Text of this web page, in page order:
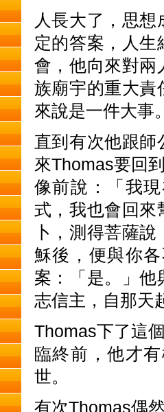
人長大了，思
定的答案，人
會，他向來對兩
族廟宇的重大責
來說是一件大事
直到有次他跟師
來Thomas要回
像前說：「我
式，我也會回來
卜，測得菩薩
穌後，便與你
案：「是。」他
志信主，自那天
Thomas下了這
臨終前，他才
世。
有次Thomas偶